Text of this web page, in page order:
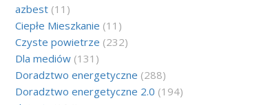
azbest(11)
Ciepłe Mieszkanie (11)
Czyste powietrze (232)
Dla mediów(131)
Doradztwo energetyczne (288)
Doradztwo energetyczne 2.0 (194)